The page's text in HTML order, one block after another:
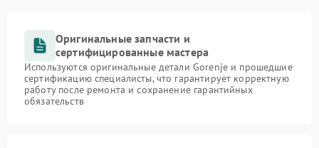
Оригинальные запчасти и
сертифицированные мастера
Используются оригинальные детали Gorenje и прошедшие
сертификацию специалисты, что гарантирует корректную
работу после ремонта и сохранение гарантийных
обязательств